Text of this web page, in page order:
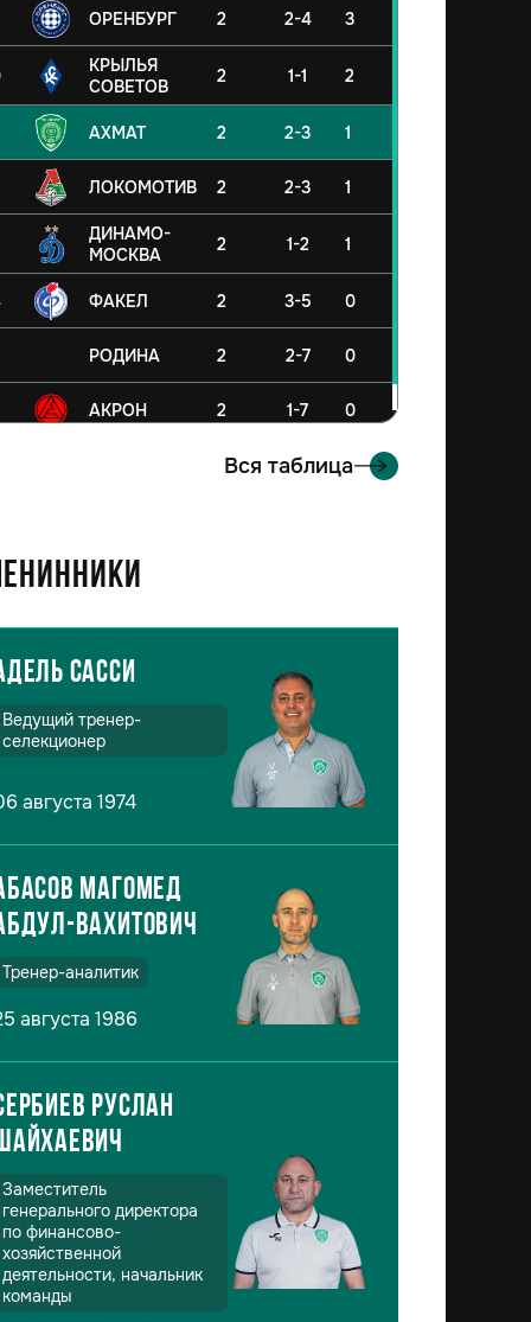
ОРЕНБУРГ 2 2-4 3
КРЫЛЬЯ
СОВЕТОВ
2 1-1 2
АХМАТ 2 2-3 1
ЛОКОМОТИВ 2 2-3 1
ДИНАМО-
МОСКВА
2 1-2 1
ФАКЕЛ 2 3-5 0
РОДИНА 2 2-7 0
АКРОН 2 1-7 0
Вся таблица
Сасси
Ведущий тренер-
селекционер
августа 1974
Магомед
Вахитович
Тренер-аналитик
августа 1986
Руслан
Заместитель
генерального директора
по финансово-
хозяйственной
деятельности, начальник
команды